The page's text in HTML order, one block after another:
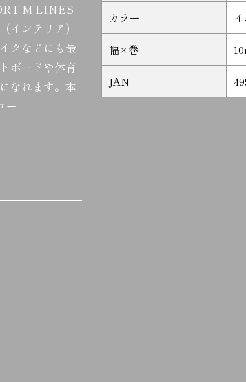
M’LINES
インテリア）
クなどにも最
ボードや体育
なれます。本
ー
カラー
幅×巻
JAN